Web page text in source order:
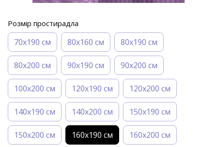
Розмір простирадла
70х190 см 80х160 см 80х190 см
80х200 см 90х190 см 90х200 см
100х200 см 120х190 см 120х200 см
140х190 см 140х200 см 150х190 см
150х200 см 160х190 см 160х200 см